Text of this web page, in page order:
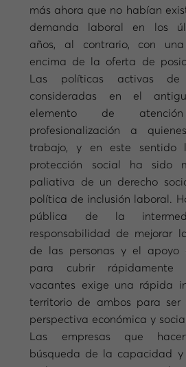
más ahora que no habían
demanda laboral en los
años, al contrario, con
encima de la oferta de
Las políticas activas
consideradas en el
elemento de
profesionalización a
trabajo, y en este sentido
protección social ha sido
paliativa de un derecho
política de inclusión laboral.
pública de la
responsabilidad de mejorar
de las personas y el apoyo
para cubrir rápidamente
vacantes exige una rápida
territorio de ambos para ser
perspectiva económica y social.
Las empresas que
búsqueda de la capacidad